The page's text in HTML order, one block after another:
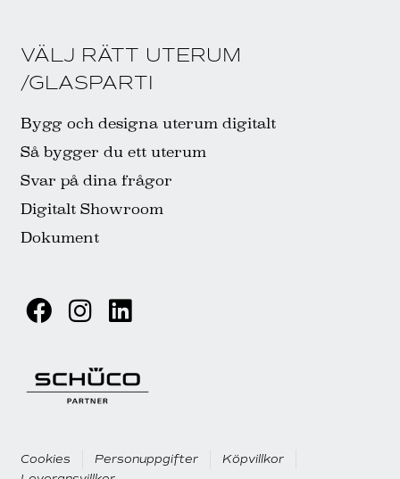
VÄLJ RÄTT UTERUM
/GLASPARTI
Bygg och designa uterum digitalt
Så bygger du ett uterum
Svar på dina frågor
Digitalt Showroom
Dokument
Cookies Personuppgifter
Köpvillkor